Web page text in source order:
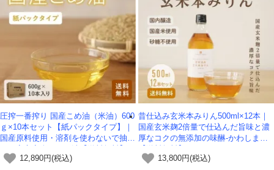
圧搾一番搾り 国産こめ油（米油）600
ｇ×10本セット【紙パックタイプ】｜
国産原料使用・溶剤を使わないで抽出
12,890円(税込)
昔仕込み玄米本みりん500ml×12本｜
国産玄米麹2倍量で仕込んだ旨味と濃
厚なコクの無添加の味醂-かわしま屋-
13,800円(税込)